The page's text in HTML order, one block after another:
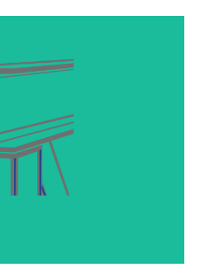
d’assemblage, ou bien
les limites avec notre
précision sans faille via les
Laser.